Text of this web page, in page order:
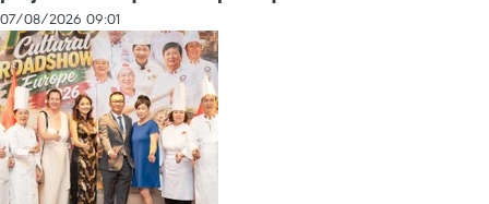
07/08/2026 09:01